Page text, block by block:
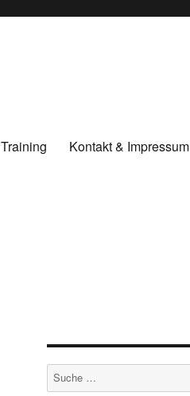
Training Kontakt & Impressum
Suche
nach: